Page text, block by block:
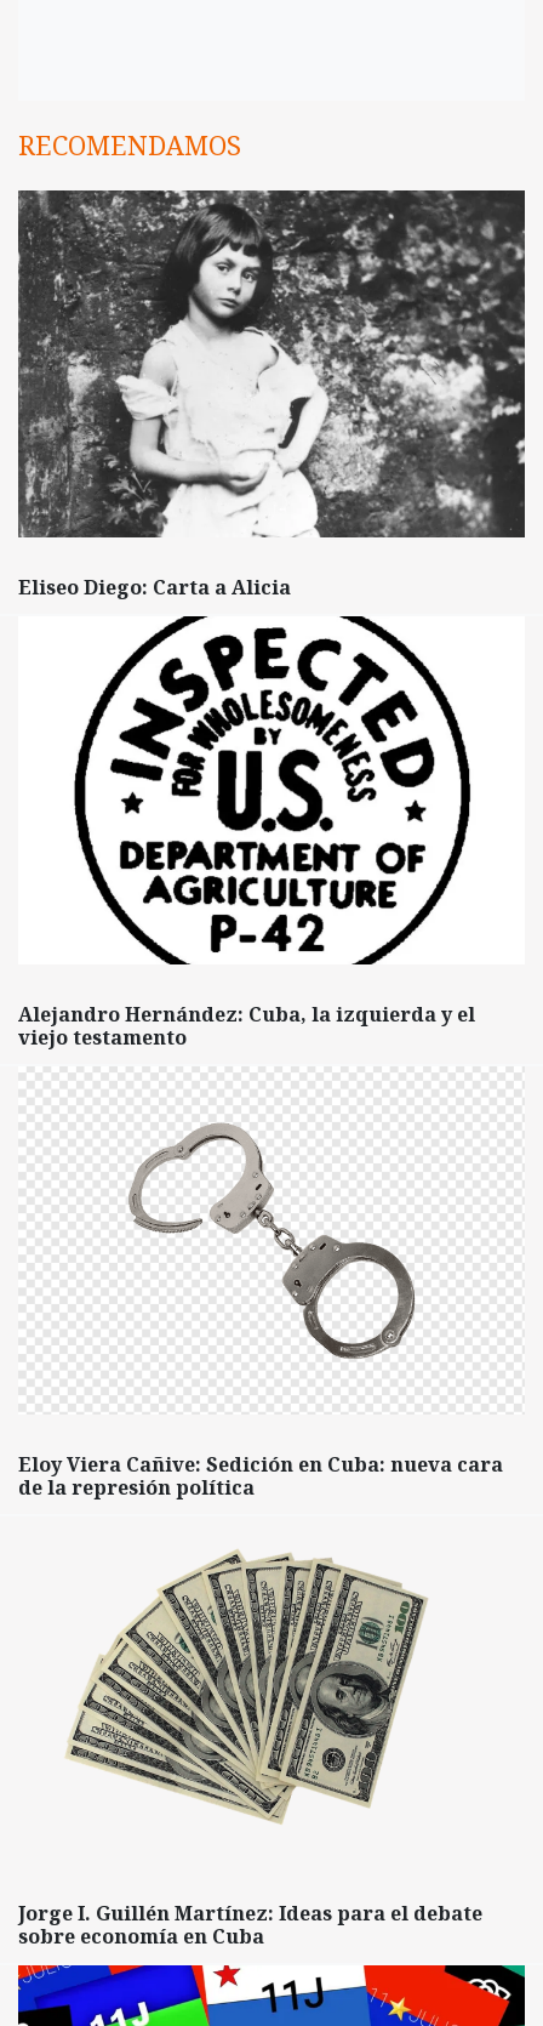
RECOMENDAMOS
Eliseo Diego: Carta a Alicia
Alejandro Hernández: Cuba, la izquierda y el
viejo testamento
Eloy Viera Cañive: Sedición en Cuba: nueva cara
de la represión política
Jorge I. Guillén Martínez: Ideas para el debate
sobre economía en Cuba